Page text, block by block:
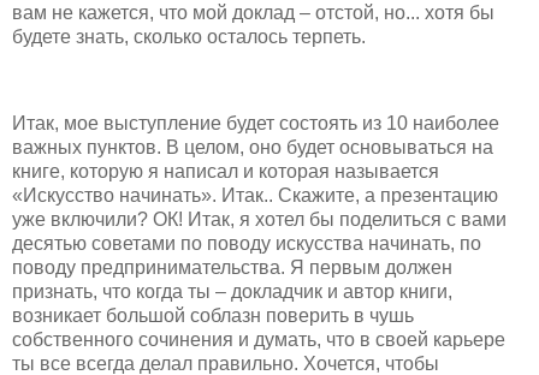
вам не кажется, что мой доклад – отстой, но... хотя бы
будете знать, сколько осталось терпеть.
Итак, мое выступление будет состоять из 10 наиболее
важных пунктов. В целом, оно будет основываться на
книге, которую я написал и которая называется
«Искусство начинать». Итак.. Скажите, а презентацию
уже включили? ОК! Итак, я хотел бы поделиться с вами
десятью советами по поводу искусства начинать, по
поводу предпринимательства. Я первым должен
признать, что когда ты – докладчик и автор книги,
возникает большой соблазн поверить в чушь
собственного сочинения и думать, что в своей карьере
ты все всегда делал правильно. Хочется, чтобы